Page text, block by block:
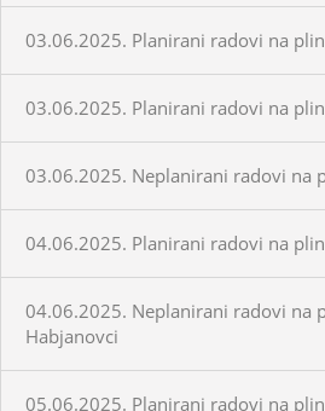
03.06.2025. Planirani radovi na
03.06.2025. Planirani radovi na
03.06.2025. Neplanirani radovi na
04.06.2025. Planirani radovi na
04.06.2025. Neplanirani radovi na
Habjanovci
05.06.2025. Planirani radovi na